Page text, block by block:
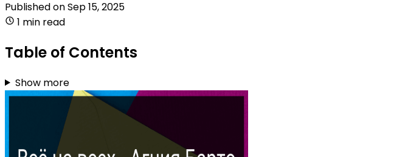
Published onSep 15, 2025
1 min read
Table of Contents
Show more